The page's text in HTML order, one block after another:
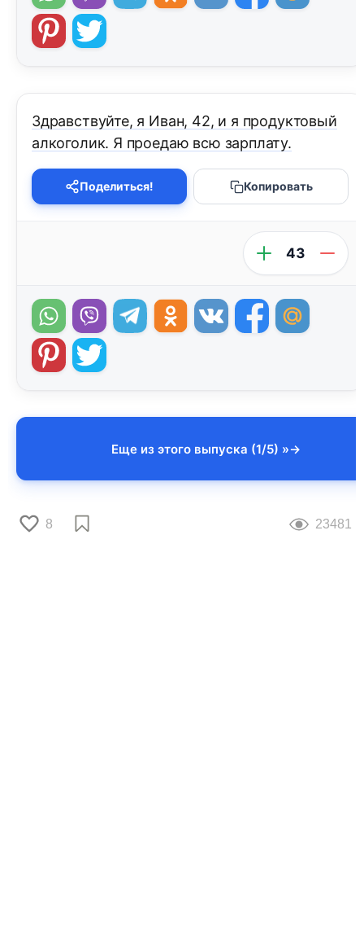
Здравствуйте, я Иван, 42, и я продуктовый
алкоголик. Я проедаю всю зарплату.
Поделиться! Копировать
43
Еще из этого выпуска (1/5) »
8 23481